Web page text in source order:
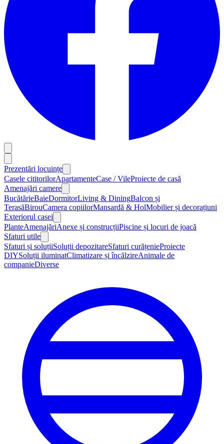
Prezentări locuințe
Casele cititorilorApartamenteCase / VileProiecte de casă
Amenajări camere
BucătărieBaieDormitorLiving & DiningBalcon și
TerasăBirouCamera copiilorMansardă & HolMobilier și decorațiuni
Exteriorul casei
PlanteAmenajăriAnexe și construcțiiPiscine și locuri de joacă
Sfaturi utile
Sfaturi și soluțiiSoluții depozitareSfaturi curățenieProiecte
DIYSoluții iluminatClimatizare și încălzireAnimale de
companieDiverse